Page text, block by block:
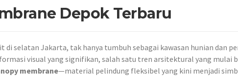
Depok Terbaru
di selatan Jakarta, tak hanya tumbuh sebagai kawasan hunian dan
visual yang signifikan, salah satu tren arsitektural yang mulai
membrane—material pelindung fleksibel yang kini menjadi